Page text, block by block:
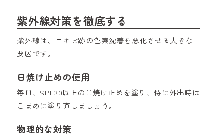
紫外線対策を徹底する
紫外線は、ニキビ跡の色素沈着を悪化させる大きな
要因です。
日焼け止めの使用
毎日、SPF30以上の日焼け止めを塗り、特に外出時は
こまめに塗り直しましょう。
物理的な対策